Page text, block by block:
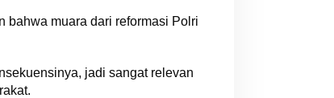
bahwa muara dari reformasi Polri
jadi sangat relevan